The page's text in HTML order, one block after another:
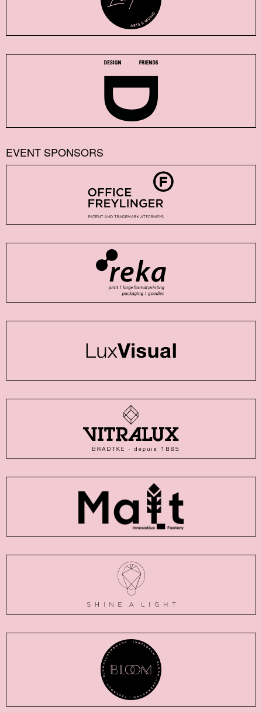
EVENT SPONSORS